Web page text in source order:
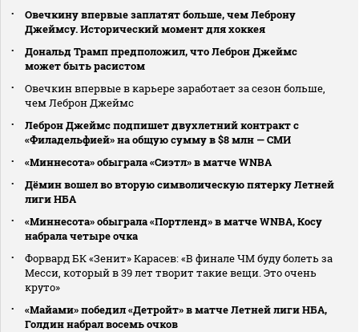
Овечкину впервые заплатят больше, чем Леброну
Джеймсу. Исторический момент для хоккея
Дональд Трамп предположил, что Леброн Джеймс
может быть расистом
Овечкин впервые в карьере заработает за сезон больше,
чем Леброн Джеймс
Леброн Джеймс подпишет двухлетний контракт с
«Филадельфией» на общую сумму в $8 млн — СМИ
«Миннесота» обыграла «Сиэтл» в матче WNBA
Дёмин вошел во вторую символическую пятерку Летней
лиги НБА
«Миннесота» обыграла «Портленд» в матче WNBA, Косу
набрала четыре очка
Форвард БК «Зенит» Карасев: «В финале ЧМ буду болеть за
Месси, который в 39 лет творит такие вещи. Это очень
круто»
«Майами» победил «Детройт» в матче Летней лиги НБА,
Голдин набрал восемь очков